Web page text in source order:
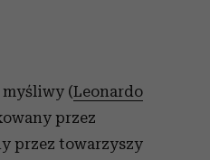
(Leonardo
przez
przez towarzyszy